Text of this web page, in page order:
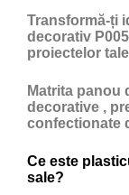
Transformă-ți
decorativ
proiectelor
Matrita panou
decorative ,
confectionate
Ce este
sale?